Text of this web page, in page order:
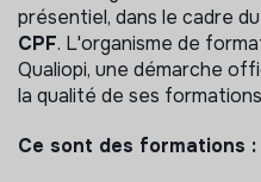
présentiel, dans le cadre du
CPF. L'organisme de
Qualiopi, une démarche
la qualité de ses
Ce sont des formations :